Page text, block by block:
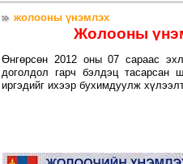
жолооны үнэмлэх
Жолооны
Өнгөрсөн 2012 оны 07 сараас
доголдол гарч бэлдэц тасарсан
иргэдийг ихээр бухимдуулж